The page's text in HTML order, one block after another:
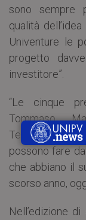
sono sempre
qualità
Univenture le
progetto
investitore”.
“Le cinque
Tommaso
Tecnologico di
possono fare
che abbiano il
scorso anno,
Nell’edizione